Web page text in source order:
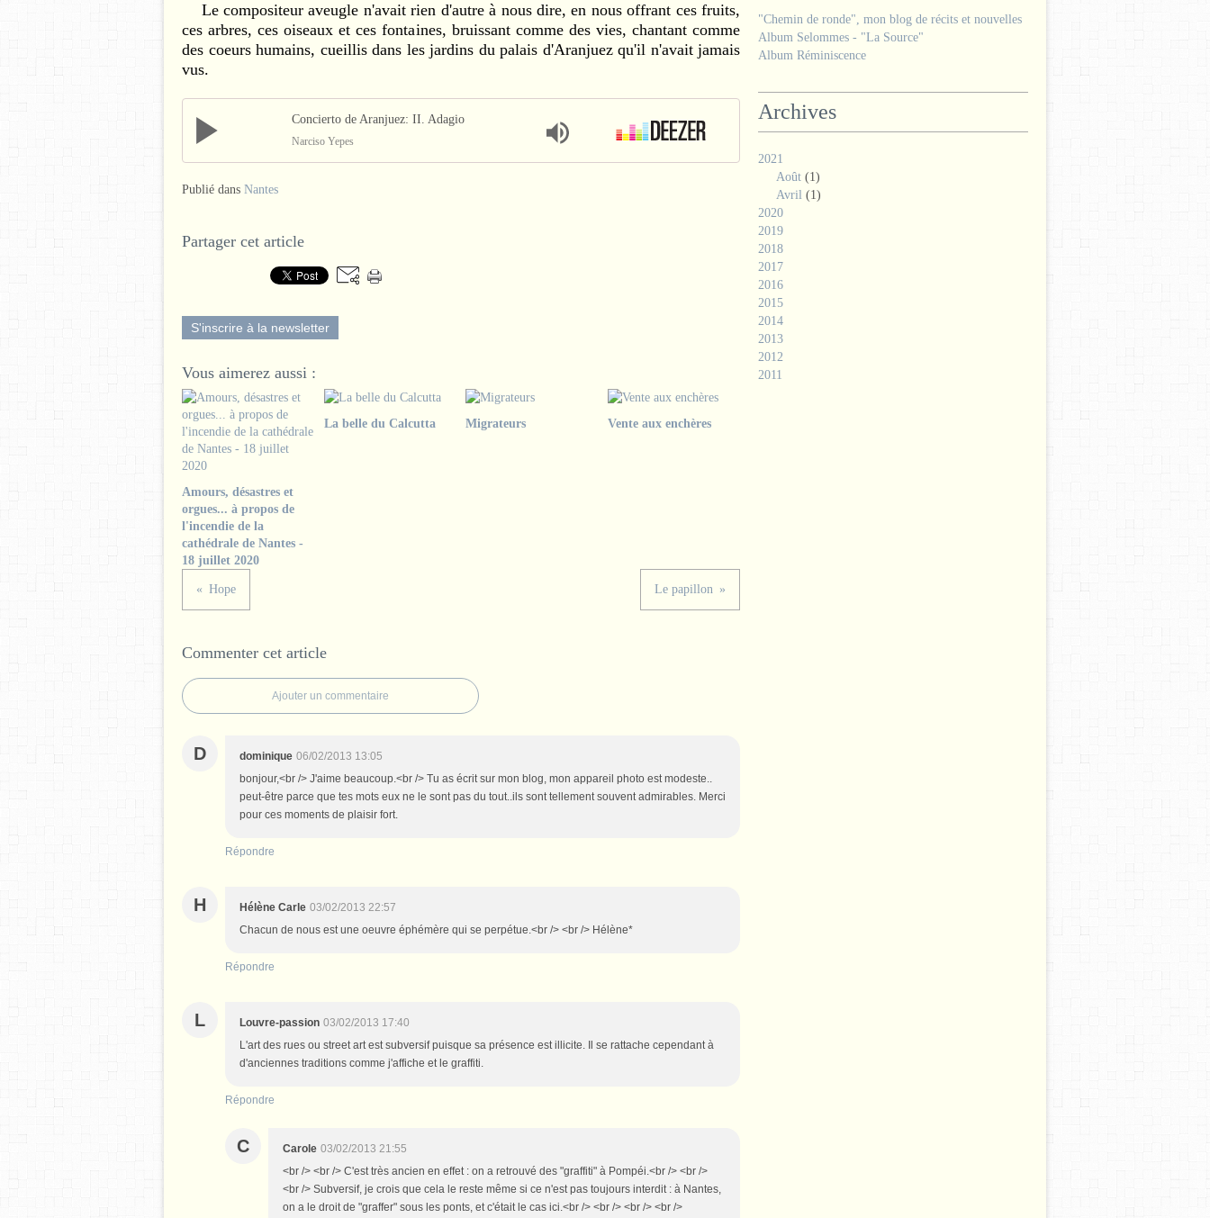
Le compositeur aveugle n'avait rien d'autre à nous dire, en nous offrant ces fruits,
ces arbres, ces oiseaux et ces fontaines, bruissant comme des vies, chantant comme
des coeurs humains, cueillis dans les jardins du palais d'Aranjuez qu'il n'avait jamais
vus.
Concierto de Aranjuez: II. Adagio
Narciso Yepes
Publié dans Nantes
Partager cet article
S'inscrire à la newsletter
Vous aimerez aussi :
Amours, désastres et
orgues... à propos de
l'incendie de la
cathédrale de Nantes -
18 juillet 2020
La belle du Calcutta Migrateurs Vente aux enchères
Hope Le papillon
Commenter cet article
Ajouter un commentaire
D dominique 06/02/2013 13:05
bonjour,<br /> J'aime beaucoup.<br /> Tu as écrit sur mon blog, mon appareil photo est modeste..
peut-être parce que tes mots eux ne le sont pas du tout..ils sont tellement souvent admirables. Merci
pour ces moments de plaisir fort.
Répondre
H Hélène Carle 03/02/2013 22:57
Chacun de nous est une oeuvre éphémère qui se perpétue.<br /> <br /> Hélène*
Répondre
L Louvre-passion 03/02/2013 17:40
L'art des rues ou street art est subversif puisque sa présence est illicite. Il se rattache cependant à
d'anciennes traditions comme j'affiche et le graffiti.
Répondre
C Carole 03/02/2013 21:55
<br /> <br /> C'est très ancien en effet : on a retrouvé des "graffiti" à Pompéi.<br /> <br />
<br /> Subversif, je crois que cela le reste même si ce n'est pas toujours interdit : à Nantes,
on a le droit de "graffer" sous les ponts, et c'était le cas ici.<br /> <br /> <br /> <br />
"Chemin de ronde", mon blog de récits et nouvelles
Album Selommes - "La Source"
Album Réminiscence
Archives
2021
Août (1)
Avril (1)
2020
2019
2018
2017
2016
2015
2014
2013
2012
2011